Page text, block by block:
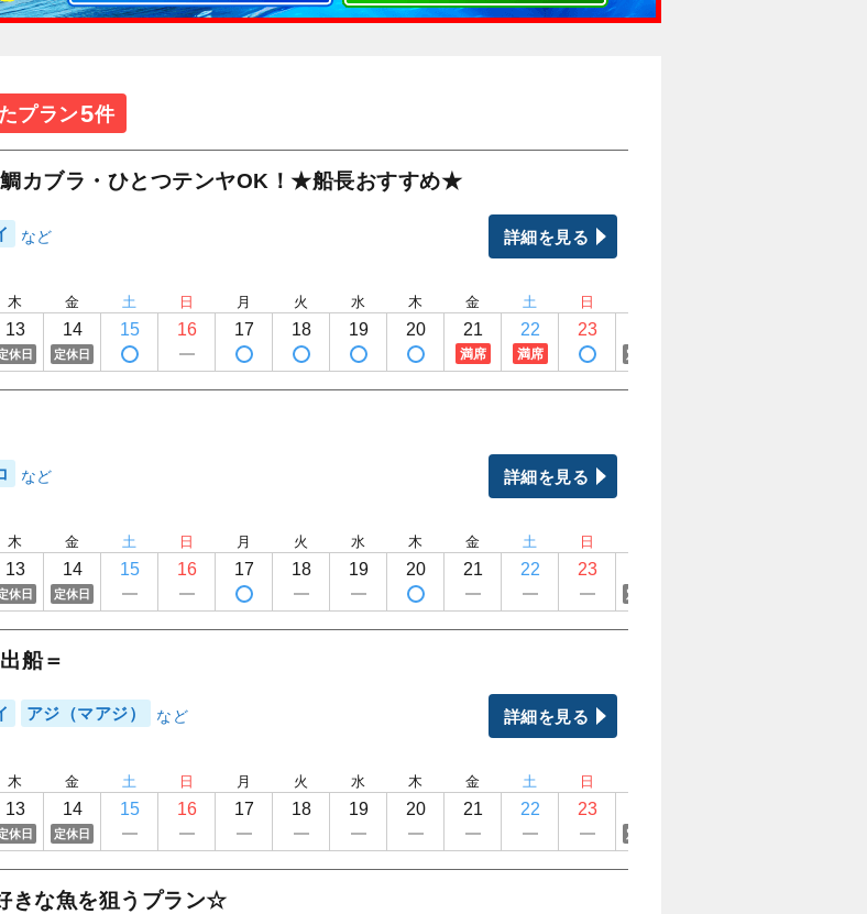
プラン5件
カブラ・ひとつテンヤOK！★船長おすすめ★
詳細を見る
木
13
休日
金
14
定休日
土
15
日
16
月
17
火
18
水
19
木
20
金
21
満席
土
22
満席
日
23
定休日
詳細を見る
木
13
休日
金
14
定休日
土
15
日
16
月
17
火
18
水
19
木
20
金
21
土
22
日
23
定休日
船＝
アジ（マアジ） 詳細を見る
木
13
休日
金
14
定休日
土
15
日
16
月
17
火
18
水
19
木
20
金
21
土
22
日
23
定休日
きな魚を狙うプラン☆